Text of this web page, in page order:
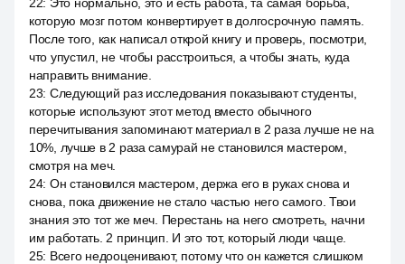
которую мозг потом конвертирует в долгосрочную память.
После того, как написал открой книгу и проверь, посмотри,
что упустил, не чтобы расстроиться, а чтобы знать, куда
направить внимание.
23: Следующий раз исследования показывают студенты,
которые используют этот метод вместо обычного
перечитывания запоминают материал в 2 раза лучше не на
10%, лучше в 2 раза самурай не становился мастером,
смотря на меч.
24: Он становился мастером, держа его в руках снова и
снова, пока движение не стало частью него самого. Твои
знания это тот же меч. Перестань на него смотреть, начни
им работать. 2 принцип. И это тот, который люди чаще.
25: Всего недооценивают, потому что он кажется слишком